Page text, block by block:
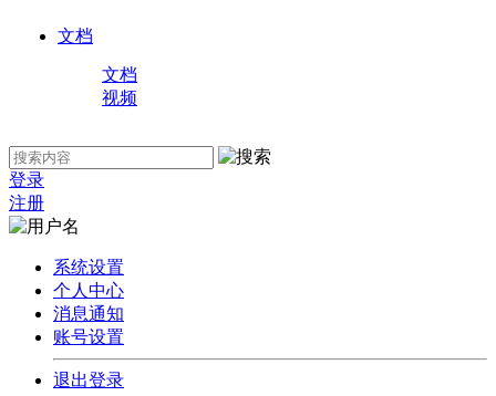
文档
文档
视频
登录
注册
系统设置
个人中心
消息通知
账号设置
退出登录